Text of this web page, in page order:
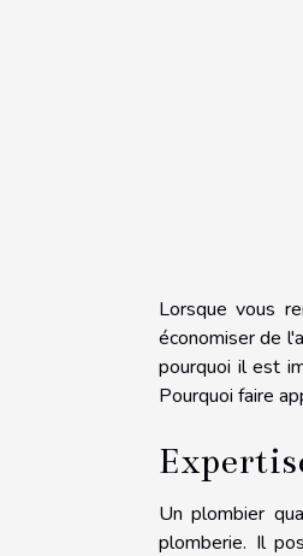
Lorsque vous
économiser de
pourquoi il est
Pourquoi faire
Un plombier
plomberie. Il